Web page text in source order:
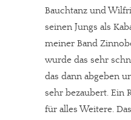
Bauchtanz und
seinen Jungs als
meiner Band
wurde das sehr
das dann abgeben
sehr bezaubert. Ein
für alles Weitere.